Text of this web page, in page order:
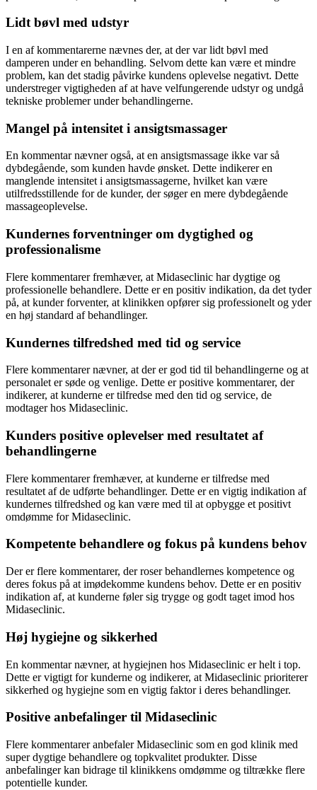
Lidt bøvl med udstyr
I en af kommentarerne nævnes der, at der var lidt bøvl med
damperen under en behandling. Selvom dette kan være et mindre
problem, kan det stadig påvirke kundens oplevelse negativt. Dette
understreger vigtigheden af at have velfungerende udstyr og undgå
tekniske problemer under behandlingerne.
Mangel på intensitet i ansigtsmassager
En kommentar nævner også, at en ansigtsmassage ikke var så
dybdegående, som kunden havde ønsket. Dette indikerer en
manglende intensitet i ansigtsmassagerne, hvilket kan være
utilfredsstillende for de kunder, der søger en mere dybdegående
massageoplevelse.
Kundernes forventninger om dygtighed og
professionalisme
Flere kommentarer fremhæver, at Midaseclinic har dygtige og
professionelle behandlere. Dette er en positiv indikation, da det tyder
på, at kunder forventer, at klinikken opfører sig professionelt og yder
en høj standard af behandlinger.
Kundernes tilfredshed med tid og service
Flere kommentarer nævner, at der er god tid til behandlingerne og at
personalet er søde og venlige. Dette er positive kommentarer, der
indikerer, at kunderne er tilfredse med den tid og service, de
modtager hos Midaseclinic.
Kunders positive oplevelser med resultatet af
behandlingerne
Flere kommentarer fremhæver, at kunderne er tilfredse med
resultatet af de udførte behandlinger. Dette er en vigtig indikation af
kundernes tilfredshed og kan være med til at opbygge et positivt
omdømme for Midaseclinic.
Kompetente behandlere og fokus på kundens behov
Der er flere kommentarer, der roser behandlernes kompetence og
deres fokus på at imødekomme kundens behov. Dette er en positiv
indikation af, at kunderne føler sig trygge og godt taget imod hos
Midaseclinic.
Høj hygiejne og sikkerhed
En kommentar nævner, at hygiejnen hos Midaseclinic er helt i top.
Dette er vigtigt for kunderne og indikerer, at Midaseclinic prioriterer
sikkerhed og hygiejne som en vigtig faktor i deres behandlinger.
Positive anbefalinger til Midaseclinic
Flere kommentarer anbefaler Midaseclinic som en god klinik med
super dygtige behandlere og topkvalitet produkter. Disse
anbefalinger kan bidrage til klinikkens omdømme og tiltrække flere
potentielle kunder.